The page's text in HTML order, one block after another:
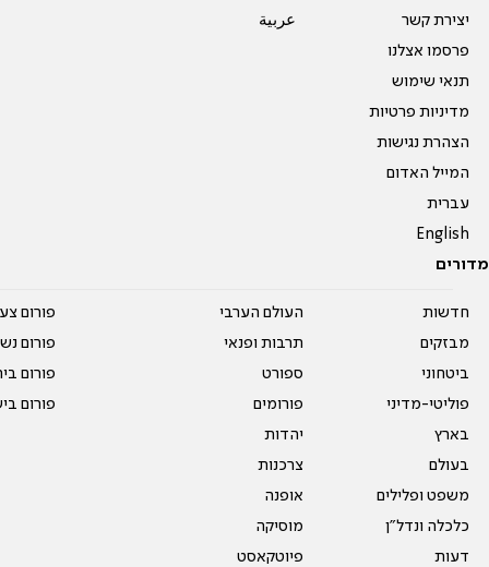
יצירת קשר
פרסמו אצלנו
תנאי שימוש
מדיניות פרטיות
הצהרת נגישות
המייל האדום
עברית
English
عربية
מדורים
חדשות
מבזקים
ביטחוני
פוליטי-מדיני
בארץ
בעולם
משפט ופלילים
כלכלה ונדל"ן
דעות
העולם הערבי
תרבות ופנאי
ספורט
פורומים
יהדות
צרכנות
אופנה
מוסיקה
פיוטקאסט
פורום
פורום
פורום
פורום